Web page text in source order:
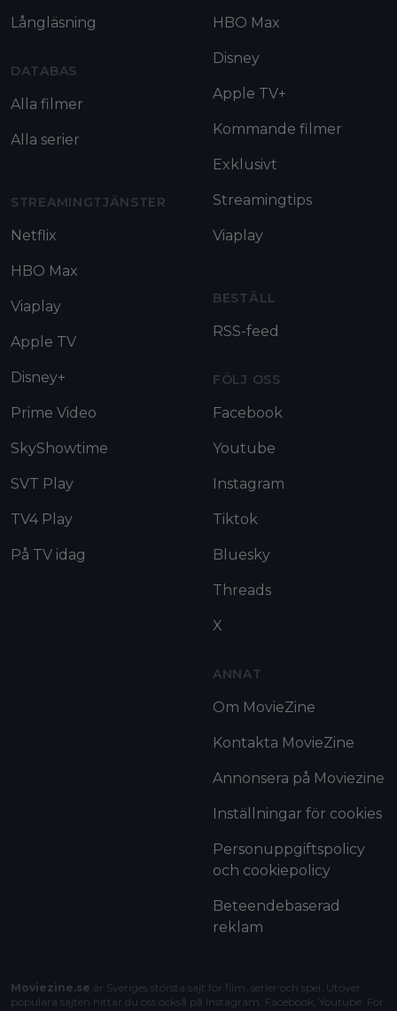
Långläsning
DATABAS
Alla filmer
Alla serier
STREAMINGTJÄNSTER
Netflix
HBO Max
Viaplay
Apple TV
Disney+
Prime Video
SkyShowtime
SVT Play
TV4 Play
På TV idag
HBO Max
Disney
Apple TV+
Kommande filmer
Exklusivt
Streamingtips
Viaplay
BESTÄLL
RSS-feed
FÖLJ OSS
Facebook
Youtube
Instagram
Tiktok
Bluesky
Threads
X
ANNAT
Om MovieZine
Kontakta MovieZine
Annonsera på Moviezine
Inställningar för cookies
Personuppgiftspolicy
och cookiepolicy
Beteendebaserad
reklam
Moviezine.se är Sveriges största sajt för film, serier och spel. Utöver
populära sajten hittar du oss också på Instagram, Facebook, Youtube. För